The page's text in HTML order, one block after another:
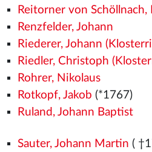
Reitorner von Schöllnach,
Renzfelder, Johann
Riederer, Johann
Riedler, Christoph
Rohrer, Nikolaus
Rotkopf, Jakob (*1767)
Ruland, Johann Baptist
Sauter, Johann Martin (